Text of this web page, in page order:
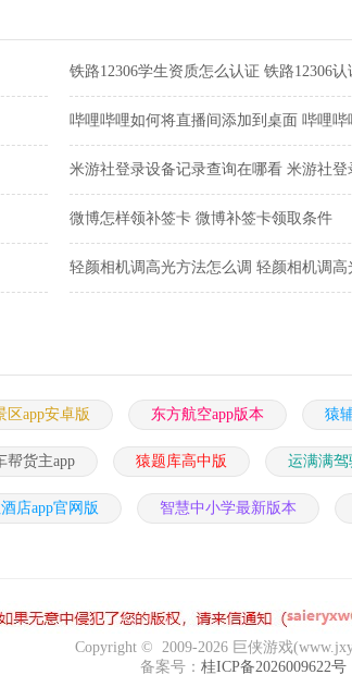
铁路12306学生资质怎么认证 铁路12306
哔哩哔哩如何将直播间添加到桌面 哔哩
骤
米游社登录设备记录查询在哪看 米游社
微博怎样领补签卡 微博补签卡领取条件
轻颜相机调高光方法怎么调 轻颜相机调高
区app安卓版 东方航空app版本 猿
帮货主app 猿题库高中版 运满满驾
店app官网版 智慧中小学最新版本
Copyright © 2009-2026 巨侠游戏
备案号： 桂ICP备2026009622号